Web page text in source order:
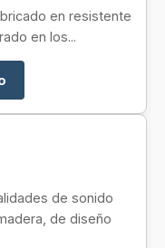
en resistente
en los...
de sonido
de diseño